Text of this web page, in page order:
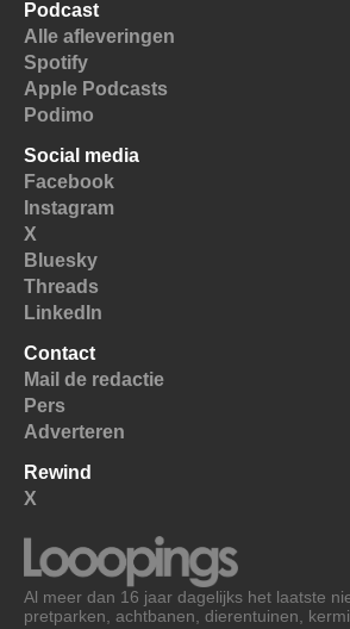
Podcast
Alle afleveringen
Spotify
Apple Podcasts
Podimo
Social media
Facebook
Instagram
X
Bluesky
Threads
LinkedIn
Contact
Mail de redactie
Pers
Adverteren
Rewind
X
Al meer dan 16 jaar dagelijks het laatste
pretparken, achtbanen, dierentuinen,